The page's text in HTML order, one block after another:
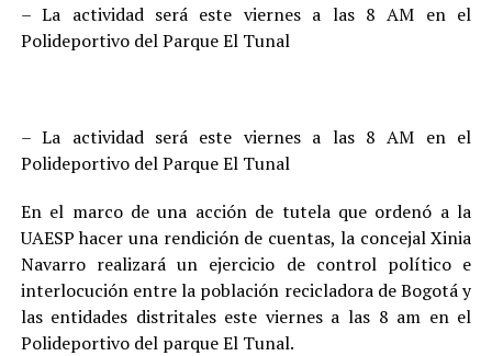
– La actividad será este viernes a las 8 AM en el
Polideportivo del Parque El Tunal
– La actividad será este viernes a las 8 AM en el
Polideportivo del Parque El Tunal
En el marco de una acción de tutela que ordenó a la
UAESP hacer una rendición de cuentas, la concejal Xinia
Navarro realizará un ejercicio de control político e
interlocución entre la población recicladora de Bogotá y
las entidades distritales este viernes a las 8 am en el
Polideportivo del parque El Tunal.